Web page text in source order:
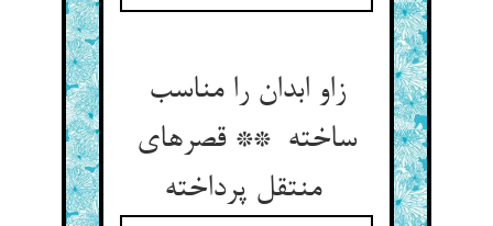
زاو ابدان را مناسب
ساخته ** قصرهای
منتقل پرداخته